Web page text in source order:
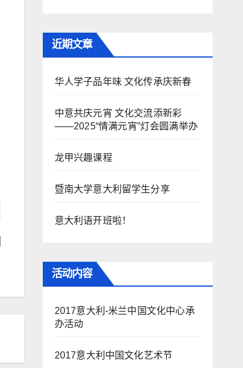
近期文章
华人学子品年味 文化传承庆新春
中意共庆元宵 文化交流添新彩
——2025“情满元宵”灯会圆满举办
龙甲兴趣课程
暨南大学意大利留学生分享
意大利语开班啦！
活动内容
2017意大利-米兰中国文化中心承
办活动
2017意大利中国文化艺术节